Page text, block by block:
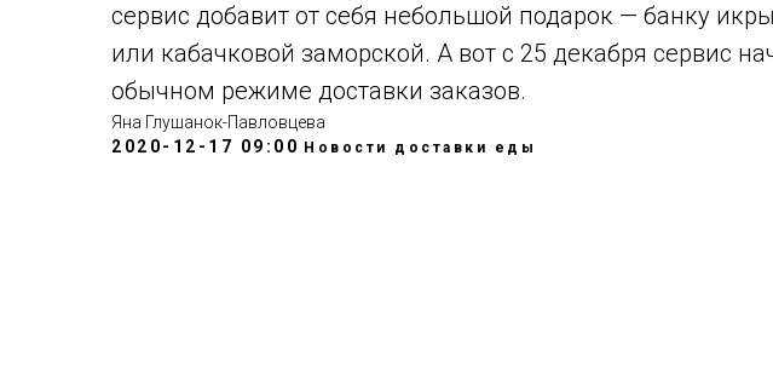
сервис добавит от себя небольшой подарок — банку
или кабачковой заморской. А вот с 25 декабря сервис
обычном режиме доставки заказов.
Яна Глушанок-Павловцева
2020-12-17 09:00 Новости доставки еды